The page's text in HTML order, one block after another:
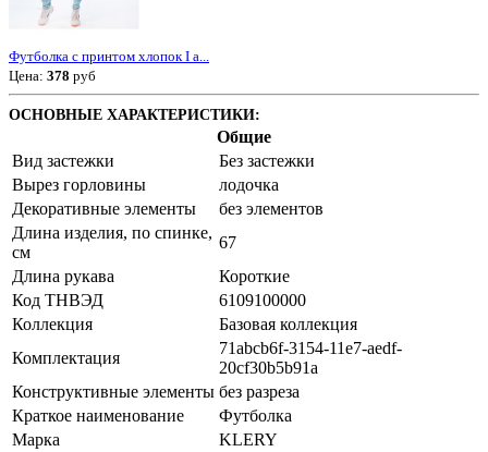
Футболка с принтом хлопок I a...
Цена: 378 руб
ОСНОВНЫЕ ХАРАКТЕРИСТИКИ:
Общие
Вид застежки
Без застежки
Вырез горловины
лодочка
Декоративные элементы
без элементов
Длина изделия, по спинке,
см
67
Длина рукава
Короткие
Код ТНВЭД
6109100000
Коллекция
Базовая коллекция
Комплектация
71abcb6f-3154-11e7-aedf-
20cf30b5b91a
Конструктивные элементы без разреза
Краткое наименование
Футболка
Марка
KLERY